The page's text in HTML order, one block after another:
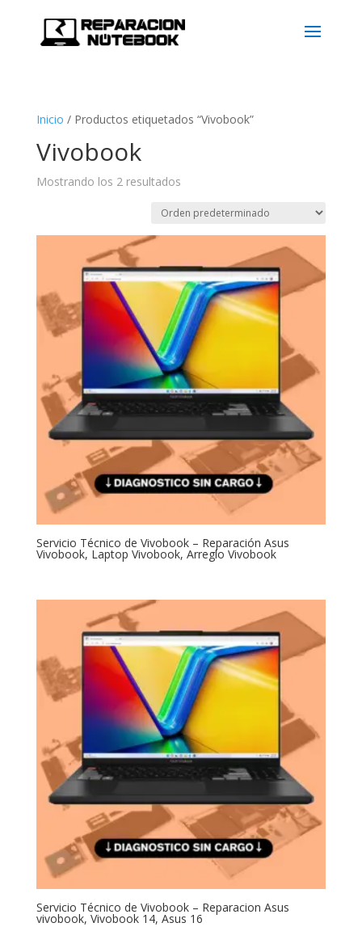
Inicio / Productos etiquetados “Vivobook”
Vivobook
Mostrando los 2 resultados
Servicio Técnico de Vivobook – Reparación Asus
Vivobook, Laptop Vivobook, Arreglo Vivobook
Servicio Técnico de Vivobook – Reparacion Asus
vivobook, Vivobook 14, Asus 16